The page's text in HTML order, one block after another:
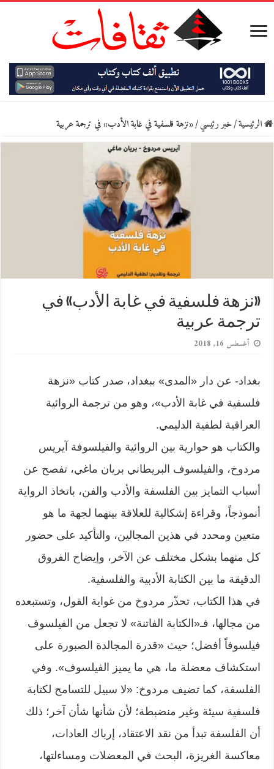
الرئيسية/خبر رئيسي/«نزهة فلسفية في غابة الأدب» في ترجمة عربية
«نزهة فلسفية في غابة الأدب» في
ترجمة عربية
أغسطس 16, 2018
بغداد- عن دار «المدى» ببغداد، صدر كتاب «نزهة
فلسفية في غابة الأدب»، وهو من ترجمة الروائية
العراقية لطفية الدليمي.
والكتاب هو حوارية بين الروائية والفيلسوفة آيريس
مردوخ، والفيلسوف البريطاني بريان ماغي، تفصح عن
أسباب التمايز بين الفلسفة والأدب والفن، باتخاذ الرواية
أنموذجاً، وقراءة إشكالية للعلاقة بينهما لجهة ما هو
متعين ومحدد في هذين المجالين، والتأكيد على حضور
كل منهما بشكل مختلف عن الآخر، وإيضاح الفروق
الدقيقة ما بين الكتابة الأدبية والفلسفية.
في هذا الكتاب، تحذّر مردوخ من غواية القول، وتستبعده
من مجالها، فـ«الكتابة الفاتنة» لا تجعل من الفيلسوف
فيلسوفاً أفضل؛ حيث «قدرة المجالدة الصبورة على
استكشاف معضلة ما، هي ما يميز الفيلسوف». وفي
الفلسفة، كما تضيف مردوخ: «لا سبيل للتسامح لكتابة
فلسفية سيئة وغير منضبطة؛ لأن شأنها شأن آخر؛ ذلك
أن الفلسفة تبدأ من نقد الاعتقاد، إرباك العادات،
معاكسة الغريزة، البحث في المعضلات ومساءلتها،